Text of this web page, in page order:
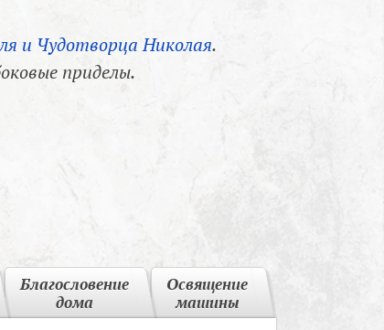
и Чудотворца Николая.
приделы.
Благословение
дома
Освящение
машины